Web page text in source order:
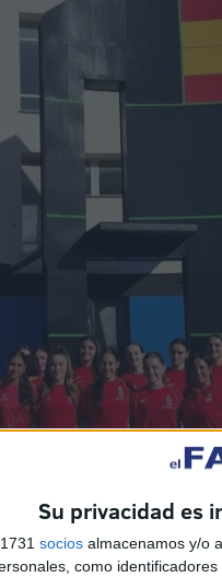
Su privacidad es
socios almacenamos y/o
como